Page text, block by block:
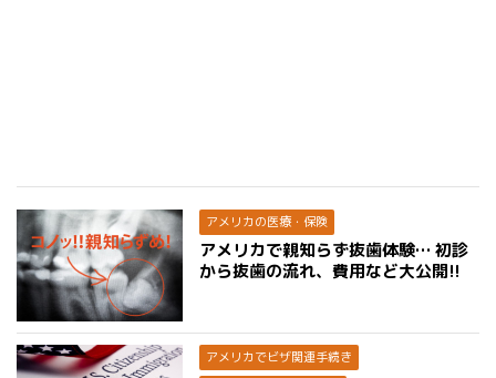
アメリカの医療・保険
アメリカで親知らず抜歯体験… 初診
から抜歯の流れ、費用など大公開!!
アメリカでビザ関連手続き